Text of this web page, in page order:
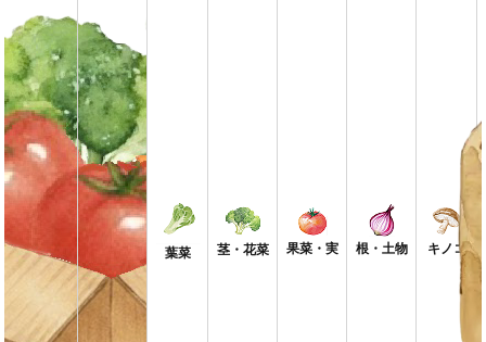
すべて 葉菜 茎・花菜 果菜・実 根・土物 キノコ